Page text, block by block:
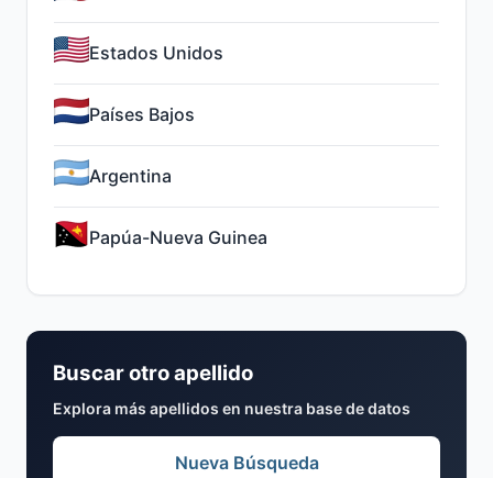
Estados Unidos
Países Bajos
Argentina
Papúa-Nueva Guinea
Buscar otro apellido
Explora más apellidos en nuestra base de datos
Nueva Búsqueda